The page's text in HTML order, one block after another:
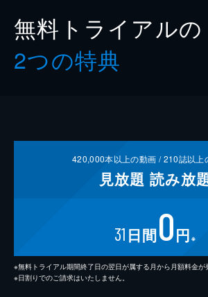
無料トライアルの
2つの特典
420,000本以上の動画 /210誌以上
見放題 読み放
31 日間0円 ※
※無料トライアル期間終了日の翌日が属する月から月額料金が
※日割りでのご請求はいたしません。